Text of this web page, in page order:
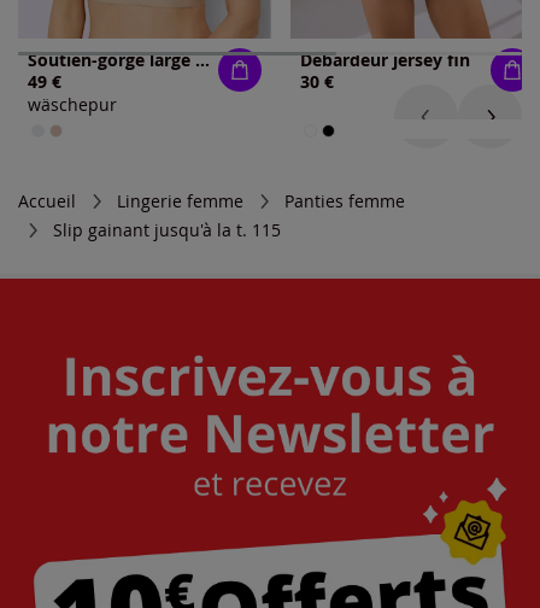
Soutien-gorge large sans armatures bon. c, d, e, f, g
49 €
wäschepur
Débardeur jersey fin
30 €
Accueil Lingerie femme
Panties femme
Slip gainant jusqu'à la t. 115